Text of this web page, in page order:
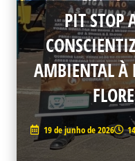
PIT STOP
AMBIENTAL À
19 de junho de 2026